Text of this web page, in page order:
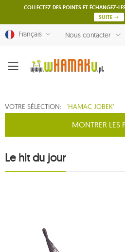
COLLECTEZ DES POINTS ET ÉCHANGEZ-
SUITE
Français Nous contacter
Menu
VOTRE SÉLECTION: 'HAMAC JOBEK'
MONTRER LES
Le hit du jour